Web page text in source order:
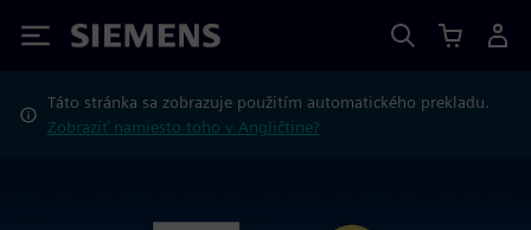
Siemens
Táto stránka sa zobrazuje použitím automatického prekladu.
Zobraziť namiesto toho v Angličtine?